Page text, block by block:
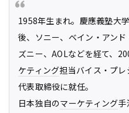
1958年生まれ。慶應義塾大
後、ソニー、ベイン・アン
ズニー、AOLなどを経て、
ケティング担当バイス・プ
代表取締役に就任。
日本独自のマーケティング手